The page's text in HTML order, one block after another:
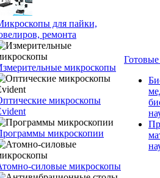
для пайки,
ремонта
микроскопы
микроскопы
микроскопии
силовые микроскопы